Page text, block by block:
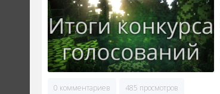
0 комментариев 485 просмотров